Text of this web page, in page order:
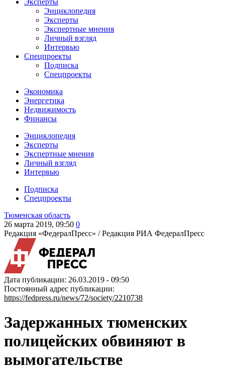
Эксперты
Энциклопедия
Эксперты
Экспертные мнения
Личный взгляд
Интервью
Спецпроекты
Подписка
Спецпроекты
Экономика
Энергетика
Недвижимость
Финансы
Энциклопедия
Эксперты
Экспертные мнения
Личный взгляд
Интервью
Подписка
Спецпроекты
Тюменская область
26 марта 2019, 09:50 0
Редакция «ФедералПресс» /Редакция РИА ФедералПресс
Дата публикации: 26.03.2019 - 09:50
Постоянный адрес публикации:
https://fedpress.ru/news/72/society/2210738
Задержанных тюменских
полицейских обвиняют в
вымогательстве